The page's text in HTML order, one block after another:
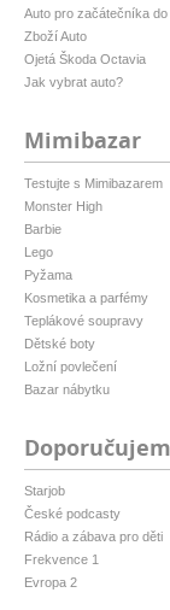
Auto pro začátečníka do
Zboží Auto
Ojetá Škoda Octavia
Jak vybrat auto?
Mimibazar
Testujte s Mimibazarem
Monster High
Barbie
Lego
Pyžama
Kosmetika a parfémy
Teplákové soupravy
Dětské boty
Ložní povlečení
Bazar nábytku
Starjob
České podcasty
Rádio a zábava pro děti
Frekvence 1
Evropa 2